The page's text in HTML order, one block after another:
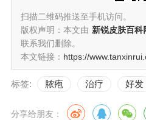
扫描二维码推送至手机访问。
版权声明：本文由 新锐皮肤百科
联系我们删除。
本文链接： https://
标签: 脓疱 治疗 好发
分享给朋友：